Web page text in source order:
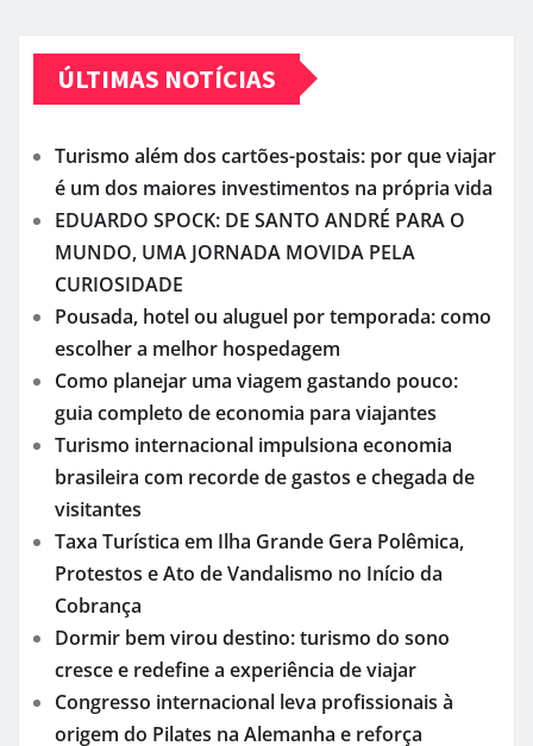
ÚLTIMAS NOTÍCIAS
Turismo além dos cartões-postais: por que viajar
é um dos maiores investimentos na própria vida
EDUARDO SPOCK: DE SANTO ANDRÉ PARA O
MUNDO, UMA JORNADA MOVIDA PELA
CURIOSIDADE
Pousada, hotel ou aluguel por temporada: como
escolher a melhor hospedagem
Como planejar uma viagem gastando pouco:
guia completo de economia para viajantes
Turismo internacional impulsiona economia
brasileira com recorde de gastos e chegada de
visitantes
Taxa Turística em Ilha Grande Gera Polêmica,
Protestos e Ato de Vandalismo no Início da
Cobrança
Dormir bem virou destino: turismo do sono
cresce e redefine a experiência de viajar
Congresso internacional leva profissionais à
origem do Pilates na Alemanha e reforça